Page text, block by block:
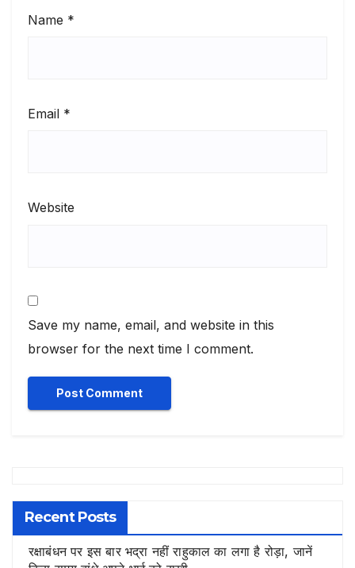
Name *
Email *
Website
Save my name, email, and website in this
browser for the next time I comment.
Recent Posts
रक्षाबंधन पर इस बार भद्रा नहीं राहुकाल का लगा है रोड़ा, जानें